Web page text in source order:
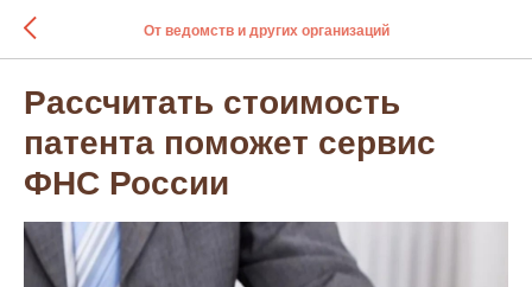
От ведомств и других организаций
Рассчитать стоимость
патента поможет сервис
ФНС России